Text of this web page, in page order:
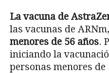
La vacuna de
las vacunas de ARNm,
menores de 56 años.
iniciando la
personas menores